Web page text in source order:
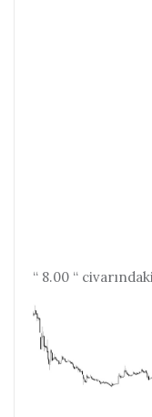
“ 8.00 “